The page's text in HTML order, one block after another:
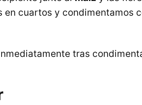
en cuartos y condimentamos
tras